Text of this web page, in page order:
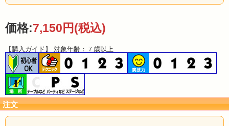
価格:7,150円(税込)
【購入ガイド】 対象年齢：７歳以上
注文